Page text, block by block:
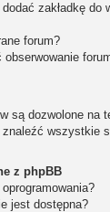
zakładkę do
forum?
są dozwolone na
wszystkie
z phpBB
jest dostępna?